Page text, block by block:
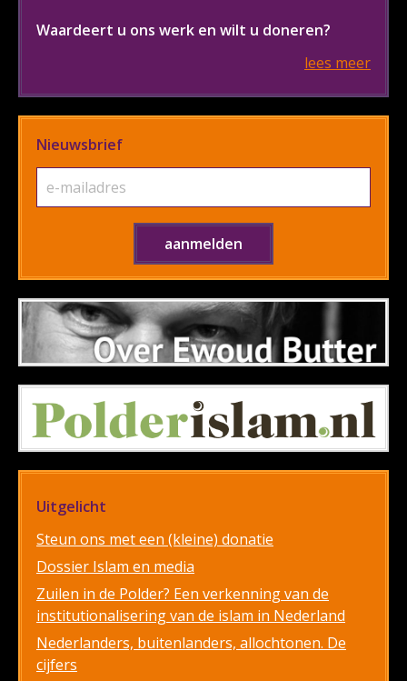
Waardeert u ons werk en wilt u doneren?
lees meer
Nieuwsbrief
Uitgelicht
Steun ons met een (kleine) donatie
Dossier Islam en media
Zuilen in de Polder? Een verkenning van de
institutionalisering van de islam in Nederland
Nederlanders, buitenlanders, allochtonen. De
cijfers